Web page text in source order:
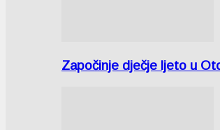
Započinje dječje ljeto u